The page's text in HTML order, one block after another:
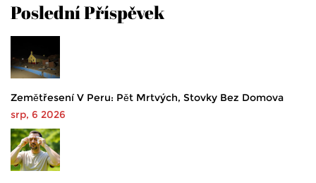
Poslední Příspěvek
Zemětřesení V Peru: Pět Mrtvých, Stovky Bez Domova
srp, 6 2026